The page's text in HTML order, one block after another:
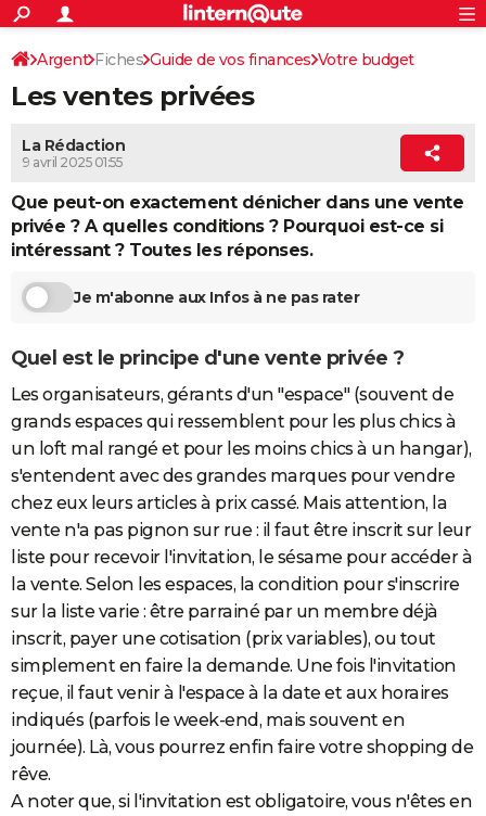
ACTUALITÉS
Politique
Société
Faits Divers
Education
Monde
Villes
+
SPORT
Coupe du monde 2026
Football
Tennis
Cyclisme
Rugby
Forum
Programme TV
TNTStreaming
Cinéma
Sorties cinéma
Musique
+FINANCE
Retraite
Impôts
Epargne
Immobilier
Risques naturels par ville
Banque
Assurance
Crédit
AUTO
Essais
Réserver un essai
Citadines
Berlines
SUV
Forum auto
HIGH-TECH
Mobiles
Meilleur smartphone
Internet
Ordinateurs
Jeux vidéo
Guide high-tech
+
BRICOLAGE
Guides de France
Week-end nature
Art de vivre
Bien-être
Loisirs
Mode
Modes de vie
+SANTE
VOYAGE
Destinations
City break
Voyage nature
Voyage de noces
Forum
Climat
+
PHOTO
GUIDES D'ACHAT
BONS PLANS
CARTE DE VOEUX
Carte de Noël
Carte Bonne année
Carte Saint-Valentin
Carte Pâques
Carte d'anniversaire
DICTIONNAIRE
Dictionnaire
Biographies
Citations
Expressions
Proverbes
PROGRAMME TV
COPAINS D'AVANT
Rechercher
S'inscrire
Connexion
Argent Fiches Guide de vos finances Votre budget
Economies
Les ventes privées
La Rédaction
9 avril 2025 01:55
Que peut-on exactement dénicher dans une vente
privée ? A quelles conditions ? Pourquoi est-ce si
intéressant ? Toutes les réponses.
Je m'abonne aux Infos à ne pas rater
Quel est le principe d'une vente privée ?
Les organisateurs, gérants d'un "espace" (souvent de
grands espaces qui ressemblent pour les plus chics à
un loft mal rangé et pour les moins chics à un hangar),
s'entendent avec des grandes marques pour vendre
chez eux leurs articles à prix cassé. Mais attention, la
vente n'a pas pignon sur rue : il faut être inscrit sur leur
liste pour recevoir l'invitation, le sésame pour accéder à
la vente. Selon les espaces, la condition pour s'inscrire
sur la liste varie : être parrainé par un membre déjà
inscrit, payer une cotisation (prix variables), ou tout
simplement en faire la demande. Une fois l'invitation
reçue, il faut venir à l'espace à la date et aux horaires
indiqués (parfois le week-end, mais souvent en
journée). Là, vous pourrez enfin faire votre shopping de
rêve.
A noter que, si l'invitation est obligatoire, vous n'êtes en